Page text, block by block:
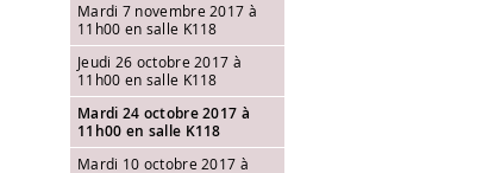
Mardi 7 novembre 2017 à
11h00 en salle K118
Jeudi 26 octobre 2017 à
11h00 en salle K118
Mardi 24 octobre 2017 à
11h00 en salle K118
Mardi 10 octobre 2017 à